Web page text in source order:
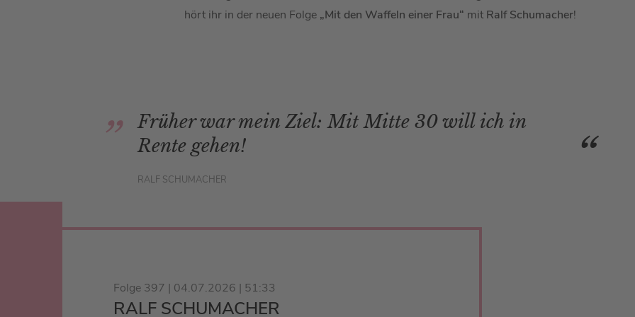
hört ihr in der neuen Folge „Mit den Waffeln einer Frau“ mit Ralf Schumacher!
Früher war mein Ziel: Mit Mitte 30 will ich in
Rente gehen!
RALF SCHUMACHER
Folge 397 | 04.07.2026 | 51:33
RALF SCHUMACHER